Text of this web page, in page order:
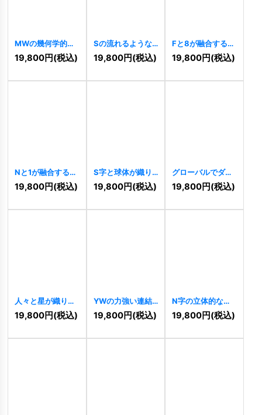
MWの幾何学的・
先進的連結ロゴ
11182
19,800円(税込)
Sの流れるような
スピード感ロゴ
11160 ]
19,800円(税込)
Fと8が融合する幾
何学的な躍動ロゴ
11158 ]
19,800円(税込)
Nと1が融合する幾
何学的な上昇ロゴ
11152
19,800円(税込)
S字と球体が織り
なす未来志向ロゴ
11137
19,800円(税込)
グローバルでダイ
ナミックなKロゴ
11135 ]
19,800円(税込)
人々と星が織りな
す躍動の調和ロゴ
11118
19,800円(税込)
YWの力強い連結
ロゴ[11108]
19,800円(税込)
N字の立体的な連
結ロゴ[11104]
19,800円(税込)